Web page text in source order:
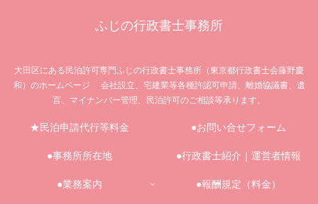
ふじの行政書士事務所
大田区にある民泊許可専門ふじの行政書士事務所（東京都行政書士会藤野慶
和）のホームページ 会社設立、宅建業等各種許認可申請、離婚協議書、遺
言、マイナンバー管理、民泊許可のご相談等承ります。
★民泊申請代行等料金 ●お問い合せフォーム
●事務所所在地 ●行政書士紹介｜運営者情報
●業務案内 ●報酬規定（料金）